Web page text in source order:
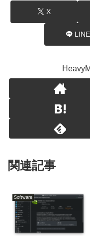
X
LINE
関連記事
Software